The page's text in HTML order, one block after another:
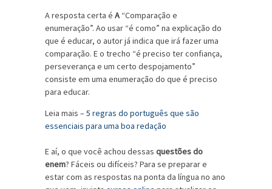
A resposta certa é A “Comparação e
enumeração”. Ao usar “é como” na explicação do
que é educar, o autor já indica que irá fazer uma
comparação. E o trecho “é preciso ter confiança,
perseverança e um certo despojamento”
consiste em uma enumeração do que é preciso
para educar.
Leia mais –5 regras do português que são
essenciais para uma boa redação
E aí, o que você achou dessas questões do
enem? Fáceis ou difíceis? Para se preparar e
estar com as respostas na ponta da língua no ano